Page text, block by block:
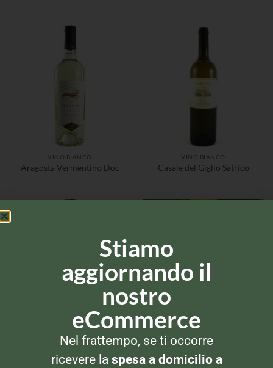
VINO BIANCO
Aragosta Vermentino Doc
VINO BIANCO
Casale del Giglio Satrico
VINO BIANCO
Casale del Giglio Anthium
VINO BIANCO
Bacco Trebbiano 5lt
Stiamo
aggiornando il
nostro
eCommerce
Nel frattempo, se ti occorre
ricevere la spesa a domicilio a